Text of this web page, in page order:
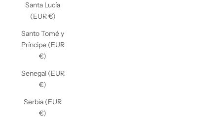
Santa Lucía
(EUR €)
Santo Tomé y
Príncipe (EUR
€)
Senegal (EUR
€)
Serbia (EUR
€)